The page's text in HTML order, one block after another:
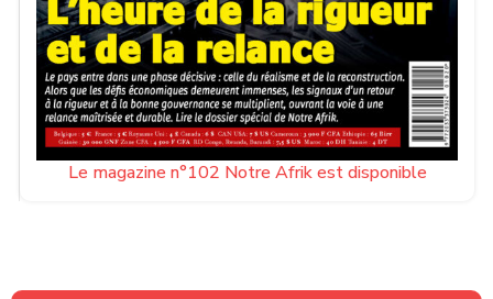
Le magazine n°102 Notre Afrik est disponible